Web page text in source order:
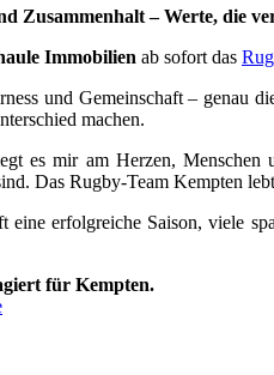
Zusammenhalt – Werte, die
Immobilien ab sofort das
und Gemeinschaft – genau
machen.
es mir am Herzen,
Das Rugby-Team Kempten
eine erfolgreiche Saison, viele
für Kempten.